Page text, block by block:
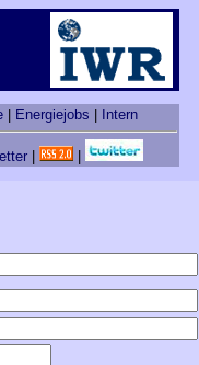
Energiejobs Intern